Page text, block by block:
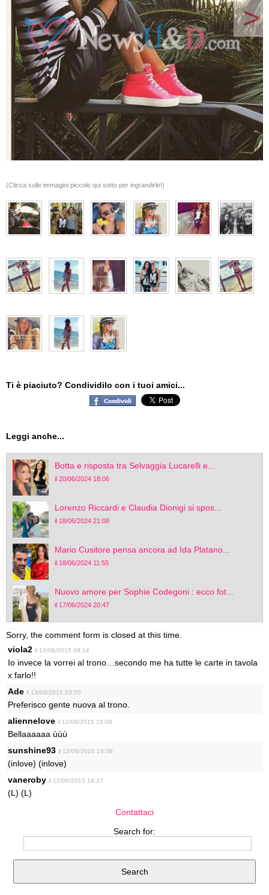
>
(Clicca sulle immagini piccole qui sotto per ingrandirle!)
Ti è piaciuto? Condividilo con i tuoi amici...
Leggi anche...
Botta e risposta tra Selvaggia Lucarelli e...
il 20/06/2024 18:06
Lorenzo Riccardi e Claudia Dionigi si spos...
il 18/06/2024 21:08
Mario Cusitore pensa ancora ad Ida Platano...
il 18/06/2024 11:55
Nuovo amore per Sophie Codegoni : ecco fot...
il 17/06/2024 20:47
Sorry, the comment form is closed at this time.
viola2 il 13/06/2015 09:14
Io invece la vorrei al trono…secondo me ha tutte le carte in tavola
x farlo!!
Ade il 13/06/2015 03:55
Preferisco gente nuova al trono.
aliennelove il 12/06/2015 15:08
Bellaaaaaa ùùù
sunshine93 il 12/06/2015 14:38
(inlove) (inlove)
vaneroby il 12/06/2015 14:37
(L) (L)
Contattaci
Search for: